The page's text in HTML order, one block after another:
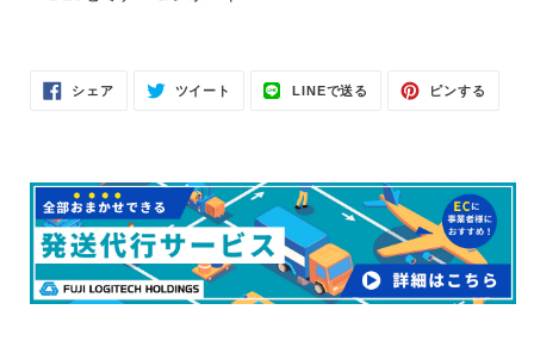
シェアFacebookツイート
Twitter
LINEで送る
LINE
ピンする